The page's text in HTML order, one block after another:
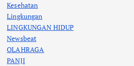
Kesehatan
Lingkungan
LINGKUNGAN HIDUP
Newsbeat
OLAHRAGA
PANJI